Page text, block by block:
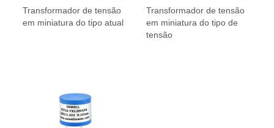
Transformador de tensão
em miniatura do tipo atual
Transformador de tensão
em miniatura do tipo de
tensão